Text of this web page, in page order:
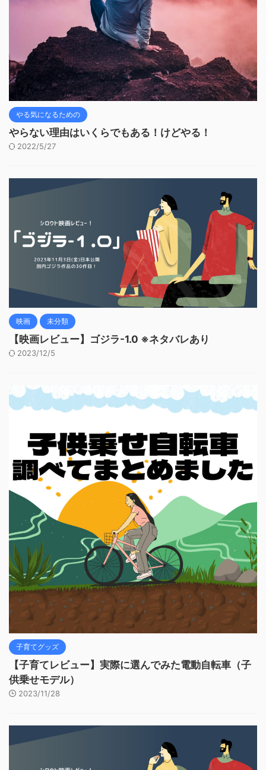
やる気になるための
やらない理由はいくらでもある！けどやる！
2022/5/27
映画 未分類
【映画レビュー】ゴジラ-1.0 ※ネタバレあり
2023/12/5
子育てグッズ
【子育てレビュー】実際に選んでみた電動自転車（子
供乗せモデル）
2023/11/28